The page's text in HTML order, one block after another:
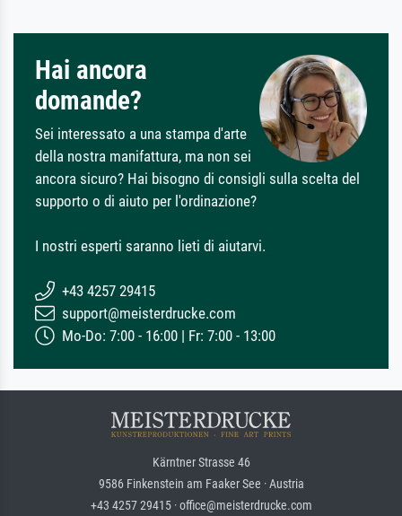
Hai ancora
domande?
Sei interessato a una stampa d'arte
della nostra manifattura, ma non sei
ancora sicuro? Hai bisogno di consigli sulla scelta del
supporto o di aiuto per l'ordinazione?
I nostri esperti saranno lieti di aiutarvi.
+43 4257 29415
support@meisterdrucke.com
Mo-Do: 7:00 - 16:00 | Fr: 7:00 - 13:00
Kärntner Strasse 46
9586 Finkenstein am Faaker See · Austria
+43 4257 29415 · office@meisterdrucke.com